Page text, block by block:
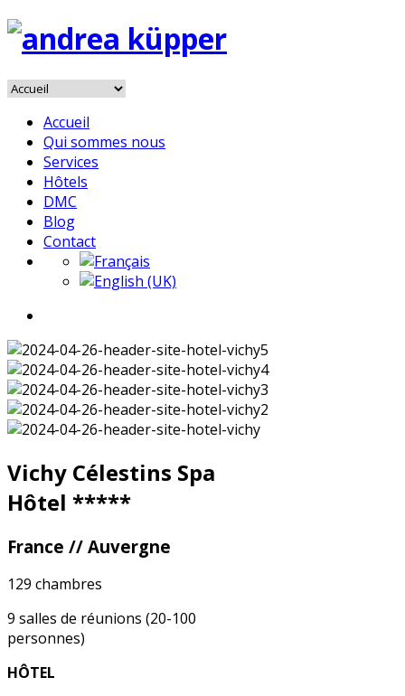
Accueil
Qui sommes nous
Services
Hôtels
DMC
Blog
Contact
Vichy Célestins Spa
Hôtel *****
France // Auvergne
129 chambres
9 salles de réunions (20-100
personnes)
HÔTEL